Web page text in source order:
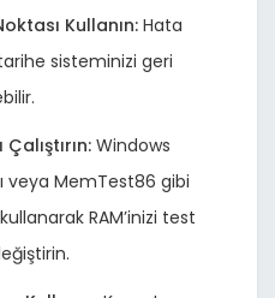
Kullanın: Hata
sisteminizi geri
Windows
veya MemTest86 gibi
RAM’inizi test